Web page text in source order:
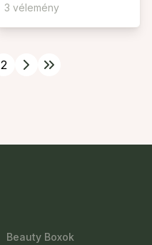
3 vélemény
2
Beauty Boxok